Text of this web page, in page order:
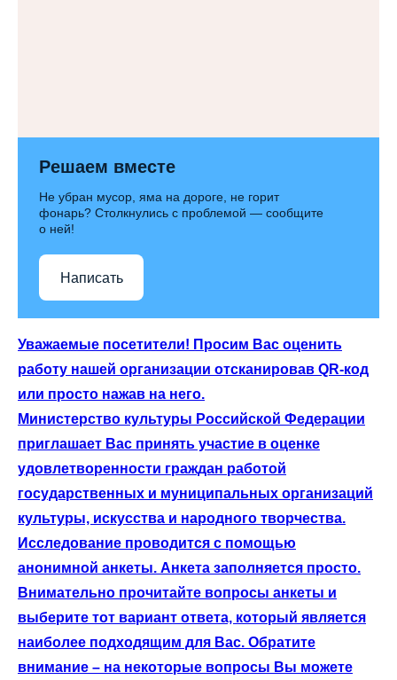
Решаем вместе
Не убран мусор, яма на дороге, не горит
фонарь? Столкнулись с проблемой — сообщите
о ней!
Написать
Уважаемые посетители! Просим Вас оценить
работу нашей организации отсканировав QR-код
или просто нажав на него.
Министерство культуры Российской Федерации
приглашает Вас принять участие в оценке
удовлетворенности граждан работой
государственных и муниципальных организаций
культуры, искусства и народного творчества.
Исследование проводится с помощью
анонимной анкеты. Анкета заполняется просто.
Внимательно прочитайте вопросы анкеты и
выберите тот вариант ответа, который является
наиболее подходящим для Вас. Обратите
внимание – на некоторые вопросы Вы можете